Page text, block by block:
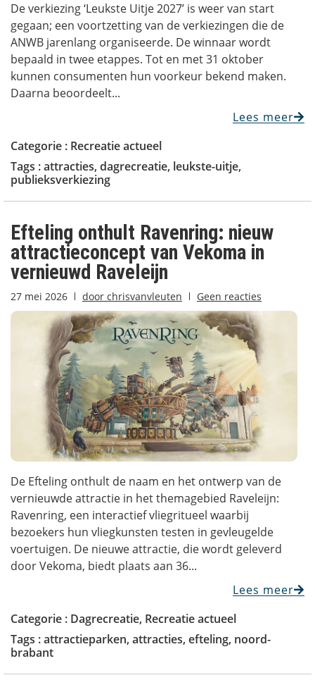
De verkiezing ‘Leukste Uitje 2027’ is weer van start
gegaan; een voortzetting van de verkiezingen die de
ANWB jarenlang organiseerde. De winnaar wordt
bepaald in twee etappes. Tot en met 31 oktober
kunnen consumenten hun voorkeur bekend maken.
Daarna beoordeelt...
Lees meer
Categorie : Recreatie actueel
Tags :attracties, dagrecreatie, leukste-uitje,
publieksverkiezing
Efteling onthult Ravenring: nieuw
attractieconcept van Vekoma in
vernieuwd Raveleijn
27 mei 2026 door chrisvanvleuten Geen reacties
De Efteling onthult de naam en het ontwerp van de
vernieuwde attractie in het themagebied Raveleijn:
Ravenring, een interactief vliegritueel waarbij
bezoekers hun vliegkunsten testen in gevleugelde
voertuigen. De nieuwe attractie, die wordt geleverd
door Vekoma, biedt plaats aan 36...
Lees meer
Categorie : Dagrecreatie, Recreatie actueel
Tags :attractieparken, attracties, efteling, noord-
brabant